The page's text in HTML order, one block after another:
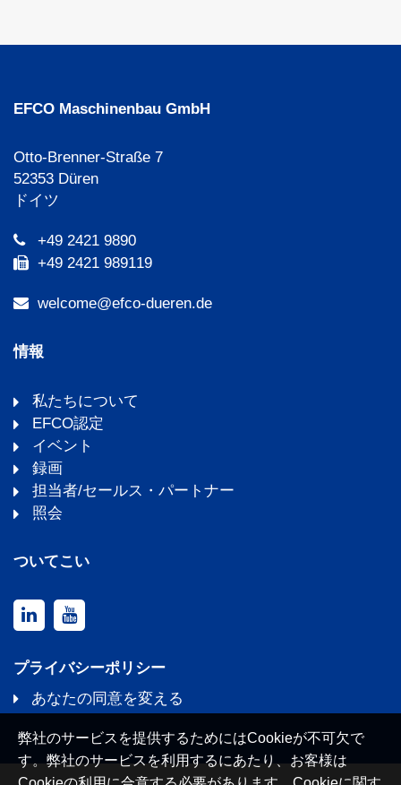
EFCO Maschinenbau GmbH
Otto-Brenner-Straße 7
52353 Düren
ドイツ
+49 2421 9890
+49 2421 989119
welcome@efco-dueren.de
情報
私たちについて
EFCO認定
イベント
録画
担当者/セールス・パートナー
照会
ついてこい
プライバシーポリシー
あなたの同意を変える
弊社のサービスを提供するためにはCookieが不可欠で
す。弊社のサービスを利用するにあたり、お客様は